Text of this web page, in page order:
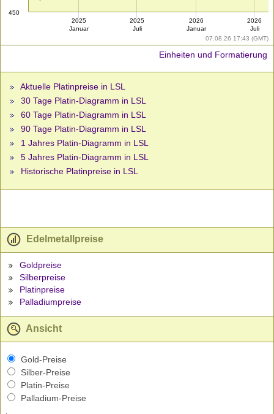
07.08.26 17:43 (GMT)
450
2025
Januar
2025
Juli
2026
Januar
2026
Juli
Einheiten und Formatierung
Aktuelle Platinpreise in LSL
30 Tage Platin-Diagramm in LSL
60 Tage Platin-Diagramm in LSL
90 Tage Platin-Diagramm in LSL
1 Jahres Platin-Diagramm in LSL
5 Jahres Platin-Diagramm in LSL
Historische Platinpreise in LSL
Edelmetallpreise
Goldpreise
Silberpreise
Platinpreise
Palladiumpreise
Ansicht
Gold-Preise
Silber-Preise
Platin-Preise
Palladium-Preise